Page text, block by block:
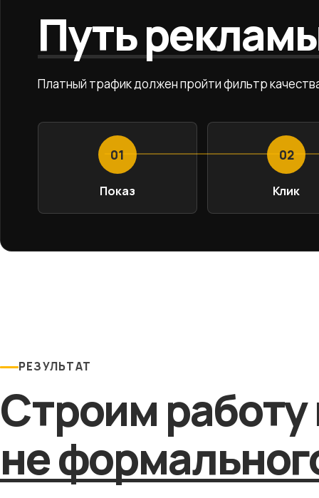
Путь
Платный трафик должен пройти фильтр
01
Показ
02
Клик
РЕЗУЛЬТАТ
Строим работу
не